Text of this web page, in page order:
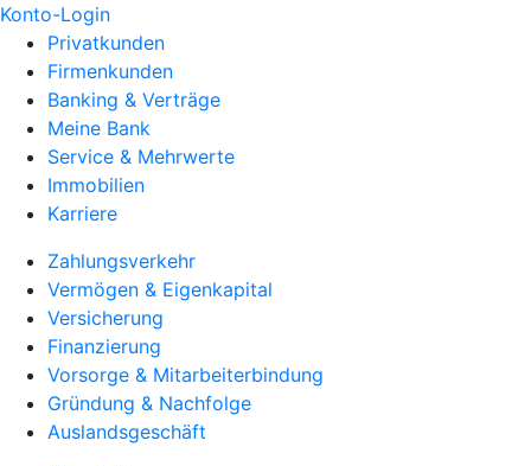
Konto-Login
Privatkunden
Firmenkunden
Banking & Verträge
Meine Bank
Service & Mehrwerte
Immobilien
Karriere
Zahlungsverkehr
Vermögen & Eigenkapital
Versicherung
Finanzierung
Vorsorge & Mitarbeiterbindung
Gründung & Nachfolge
Auslandsgeschäft